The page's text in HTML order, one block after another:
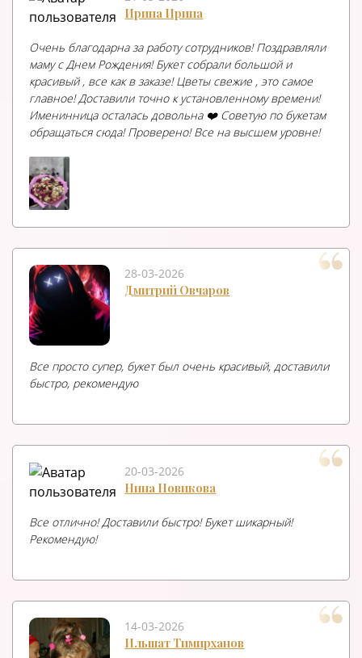
Ирина Ирина
Очень благодарна за работу сотрудников! Поздравляли
маму с Днем Рождения! Букет собрали большой и
красивый , все как в заказе! Цветы свежие , это самое
главное! Доставили точно к установленному времени!
Именинница осталась довольна ❤️ Советую по букетам
обращаться сюда! Проверено! Все на высшем уровне!
28-03-2026
Дмитрий Овчаров
Все просто супер, букет был очень красивый, доставили
быстро, рекомендую
20-03-2026
Нина Новикова
Все отлично! Доставили быстро! Букет шикарный!
Рекомендую!
14-03-2026
Ильшат Тимирханов